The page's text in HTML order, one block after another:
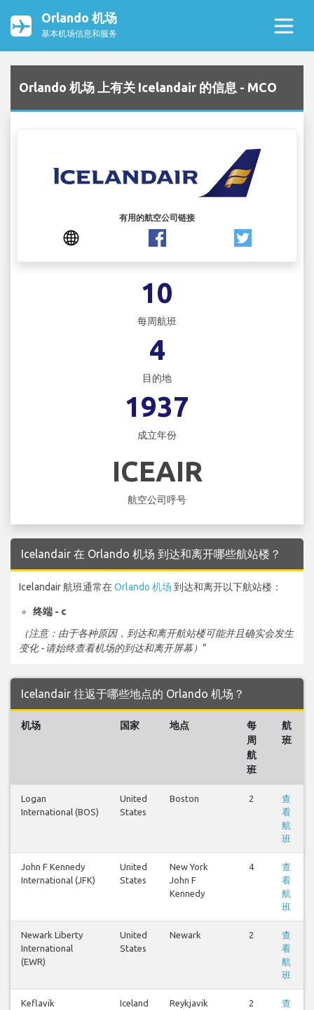
Orlando 机场
基本机场信息和服务
Orlando 机场 上有关 Icelandair 的信息 - MCO
有用的航空公司链接
10
每周航班
4
目的地
1937
成立年份
ICEAIR
航空公司呼号
Icelandair 在 Orlando 机场 到达和离开哪些航站楼？
Icelandair 航班通常在Orlando 机场 到达和离开以下航站楼：
终端 - c
（注意：由于各种原因，到达和离开航站楼可能并且确实会发生
变化 - 请始终查看机场的到达和离开屏幕） ”
Icelandair 往返于哪些地点的 Orlando 机场？
机场 国家 地点
每
周
航
班
航
班
Logan
International (BOS)
United
States
Boston 2
查
看
航
班
John F Kennedy
International (JFK)
United
States
New York
John F
Kennedy
4
查
看
航
班
Newark Liberty
International
(EWR)
United
States
Newark 2
查
看
航
班
Keflavik
Iceland Reykjavik 2
查